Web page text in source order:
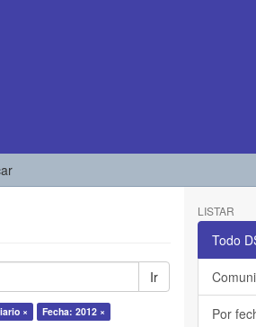
Ir
× Fecha: 2012 ×
LISTAR
Todo
Por